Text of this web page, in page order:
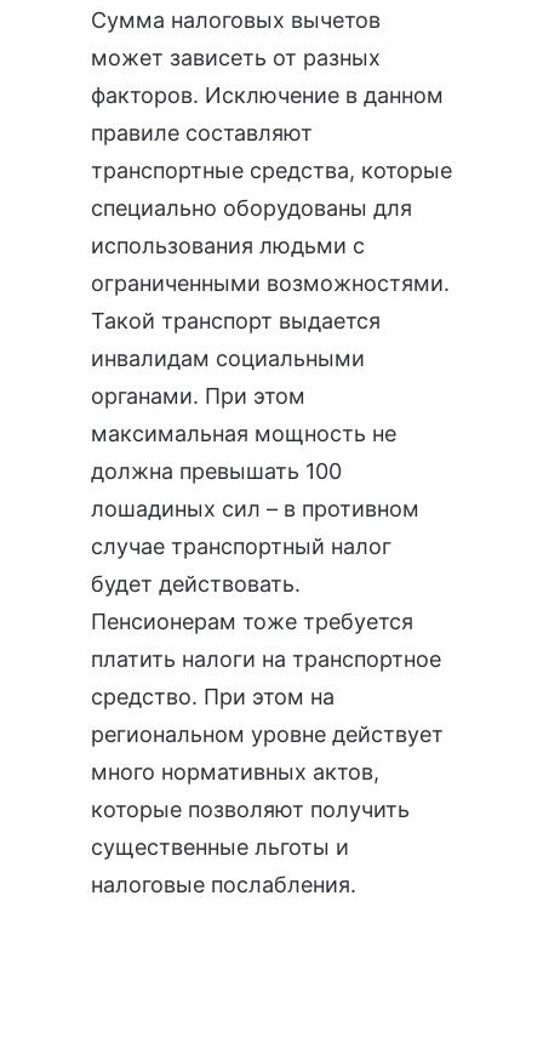
Сумма налоговых вычетов
может зависеть от разных
факторов. Исключение в данном
правиле составляют
транспортные средства, которые
специально оборудованы для
использования людьми с
ограниченными возможностями.
Такой транспорт выдается
инвалидам социальными
органами. При этом
максимальная мощность не
должна превышать 100
лошадиных сил – в противном
случае транспортный налог
будет действовать.
Пенсионерам тоже требуется
платить налоги на транспортное
средство. При этом на
региональном уровне действует
много нормативных актов,
которые позволяют получить
существенные льготы и
налоговые послабления.